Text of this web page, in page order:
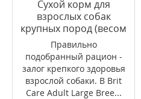
Сухой корм для
взрослых собак
крупных пород (весом
от 25 кг) Brit Care
Adult Large Breed
Lamb & Rice 12 кг
(ягненок и рис)
Правильно
подобранный рацион -
залог крепкого здоровья
взрослой собаки. В Brit
Care Adult Large Bree...